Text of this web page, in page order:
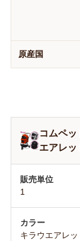
原産国
コムペ
エアレッ
1
キラウエアレッ